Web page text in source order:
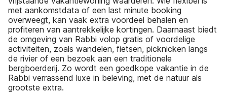
met aankomstdata of een last minute booking
overweegt, kan vaak extra voordeel behalen en
profiteren van aantrekkelijke kortingen. Daarnaast biedt
de omgeving van Rabbi volop gratis of voordelige
activiteiten, zoals wandelen, fietsen, picknicken langs
de rivier of een bezoek aan een traditionele
bergboerderij. Zo wordt een goedkope vakantie in de
Rabbi verrassend luxe in beleving, met de natuur als
grootste extra.